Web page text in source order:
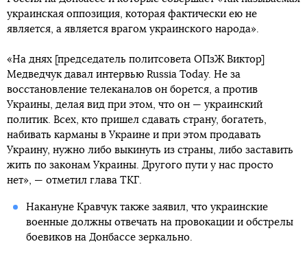
украинская оппозиция, которая фактически ею не
является, а является врагом украинского народа».
«На днях [председатель политсовета ОПзЖ Виктор]
Медведчук давал интервью Russia Today. Не за
восстановление телеканалов он борется, а против
Украины, делая вид при этом, что он — украинский
политик. Всех, кто пришел сдавать страну, богатеть,
набивать карманы в Украине и при этом продавать
Украину, нужно либо выкинуть из страны, либо заставить
жить по законам Украины. Другого пути у нас просто
нет», — отметил глава ТКГ.
Накануне Кравчук также заявил, что украинские
военные должны отвечать на провокации и обстрелы
боевиков на Донбассе зеркально.